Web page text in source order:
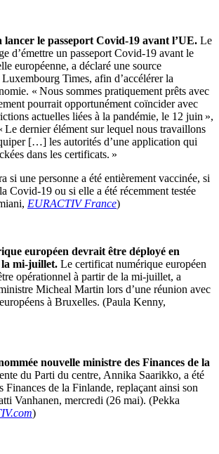
le passeport Covid-19 avant l’UE. Le
d’émettre un passeport Covid-19 avant le
européenne, a déclaré une source
Times, afin d’accélérer la
« Nous sommes pratiquement prêts avec
pourrait opportunément coïncider avec
actuelles liées à la pandémie, le 12 juin »,
Le dernier élément sur lequel nous travaillons
[…] les autorités d’une application qui
dans les certificats. »
si une personne a été entièrement vaccinée, si
Covid-19 ou si elle a été récemment testée
EURACTIV France)
européen devrait être déployé en
mi-juillet. Le certificat numérique européen
opérationnel à partir de la mi-juillet, a
Micheal Martin lors d’une réunion avec
à Bruxelles. (Paula Kenny,
nouvelle ministre des Finances de la
du Parti du centre, Annika Saarikko, a été
Finances de la Finlande, replaçant ainsi son
Vanhanen, mercredi (26 mai). (Pekka
)